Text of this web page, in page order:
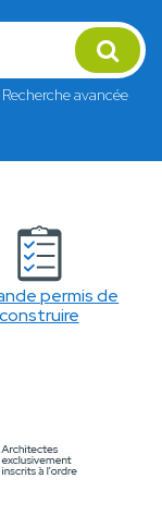
Recherche avancée
permis de
construire